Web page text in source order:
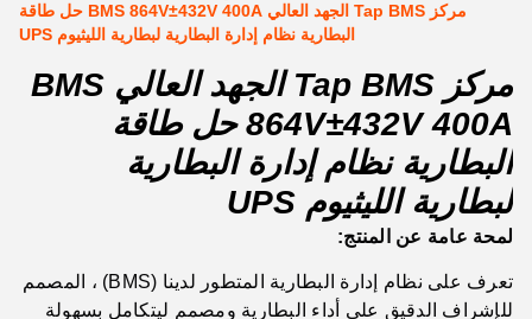
مركز Tap BMS الجهد العالي BMS 864V±432V 400A حل طاقة
البطارية نظام إدارة البطارية لبطارية الليثيوم UPS
مركز Tap BMS الجهد العالي BMS
864V±432V 400A حل طاقة
البطارية نظام إدارة البطارية
لبطارية الليثيوم UPS
لمحة عامة عن المنتج:
تعرف على نظام إدارة البطارية المتطور لدينا (BMS) ، المصمم
للإشراف الدقيق على أداء البطارية ومصمم ليتكامل بسهولة